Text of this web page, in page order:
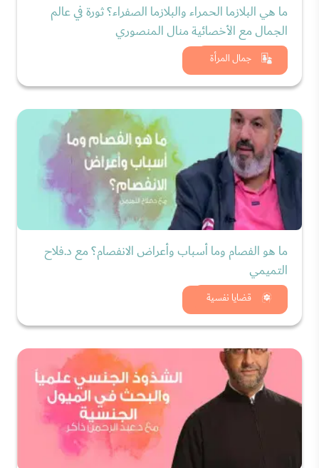
جمال المرأة
ما هي البلازما الحمراء والبلازما الصفراء؟ ثورة في عالم
الجمال مع الأخصائية منال المنصوري
شاهد الان
قضايا نفسية
ما هو الفصام وما أسباب وأعراض الانفصام؟ مع د.فلاح
التميمي
شاهد الان